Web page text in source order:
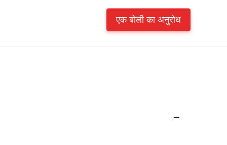
एक बोली का अनुरोध